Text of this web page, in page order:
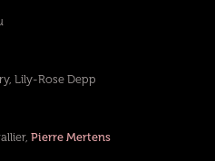
Lily-Rose Depp
Pierre Mertens